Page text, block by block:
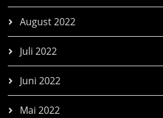
August 2022
Juli 2022
Juni 2022
Mai 2022